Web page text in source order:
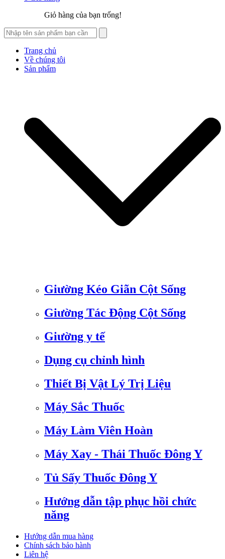
Giỏ hàng của bạn trống!
Trang chủ
Về chúng tôi
Sản phẩm
Giường Kéo Giãn Cột Sống
Giường Tác Động Cột Sống
Giường y tế
Dụng cụ chỉnh hình
Thiết Bị Vật Lý Trị Liệu
Máy Sắc Thuốc
Máy Làm Viên Hoàn
Máy Xay - Thái Thuốc Đông Y
Tủ Sấy Thuốc Đông Y
Hướng dẫn tập phục hồi chức
năng
Hướng dẫn mua hàng
Chính sách bảo hành
Liên hệ